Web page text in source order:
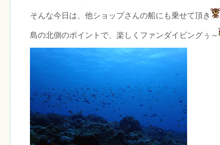
そんな今日は、他ショップさんの船にも乗せて頂き
島の北側のポイントで、楽しくファンダイビングぅ～